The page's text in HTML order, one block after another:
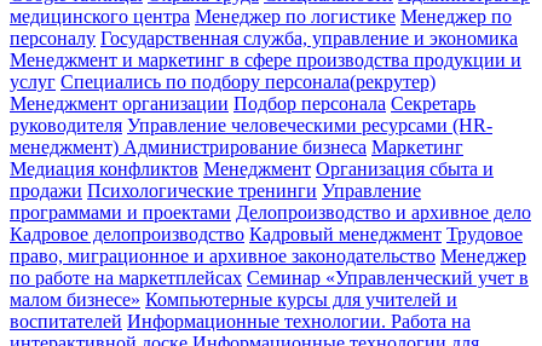
медицинского центра Менеджер по логистике Менеджер по
персоналу Государственная служба, управление и экономика
Менеджмент и маркетинг в сфере производства продукции и
услуг Специались по подбору персонала(рекрутер)
Менеджмент организации Подбор персонала Секретарь
руководителя Управление человеческими ресурсами (HR-
менеджмент) Администрирование бизнеса Маркетинг
Медиация конфликтов Менеджмент Организация сбыта и
продажи Психологические тренинги Управление
программами и проектами Делопроизводство и архивное дело
Кадровое делопроизводство Кадровый менеджмент Трудовое
право, миграционное и архивное законодательство Менеджер
по работе на маркетплейсах Семинар «Управленческий учет в
малом бизнесе» Компьютерные курсы для учителей и
воспитателей Информационные технологии. Работа на